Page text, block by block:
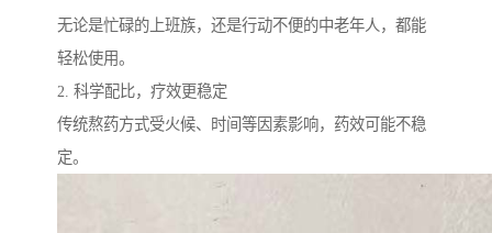
无论是忙碌的上班族，还是行动不便的中老年人，都能
轻松使用。
2. 科学配比，疗效更稳定
传统熬药方式受火候、时间等因素影响，药效可能不稳
定。